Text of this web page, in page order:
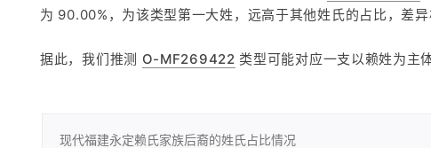
为 90.00%，为该类型第一大姓，远高于其他姓氏的占比，差异
据此，我们推测 O-MF269422 类型可能对应一支以赖姓为主
现代福建永定赖氏家族后裔的姓氏占比情况